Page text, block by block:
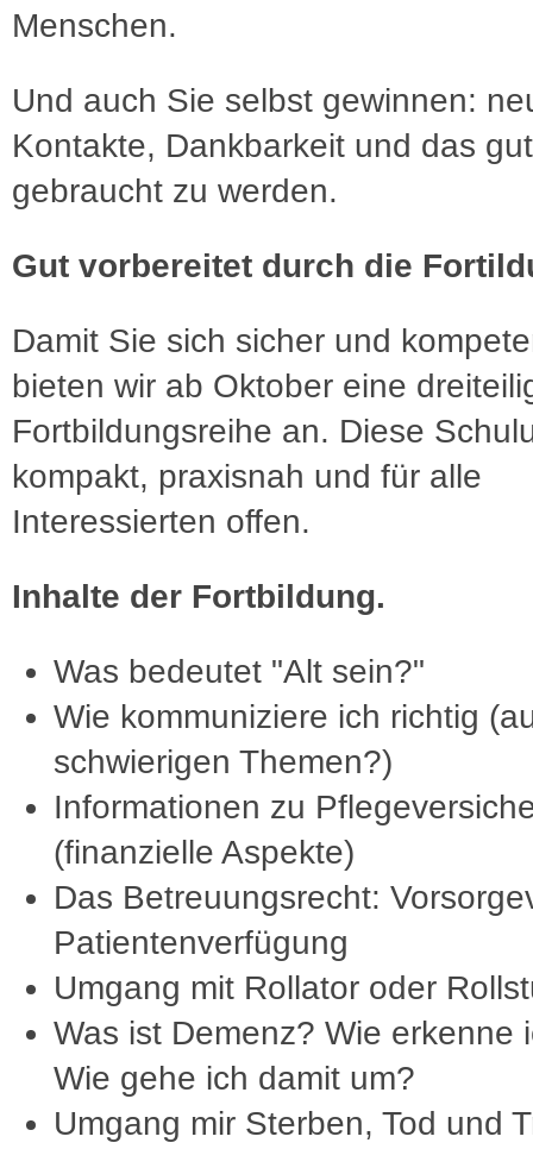
Menschen.
Und auch Sie selbst gewinnen:
Kontakte, Dankbarkeit und das
gebraucht zu werden.
Gut vorbereitet durch die
Damit Sie sich sicher und
bieten wir ab Oktober eine
Fortbildungsreihe an. Diese
kompakt, praxisnah und für alle
Interessierten offen.
Inhalte der Fortbildung.
Was bedeutet "Alt sein?"
Wie kommuniziere ich richtig
schwierigen Themen?)
Informationen zu
(finanzielle Aspekte)
Das Betreuungsrecht:
Patientenverfügung
Umgang mit Rollator oder
Was ist Demenz? Wie erkenne
Wie gehe ich damit um?
Umgang mir Sterben, Tod und